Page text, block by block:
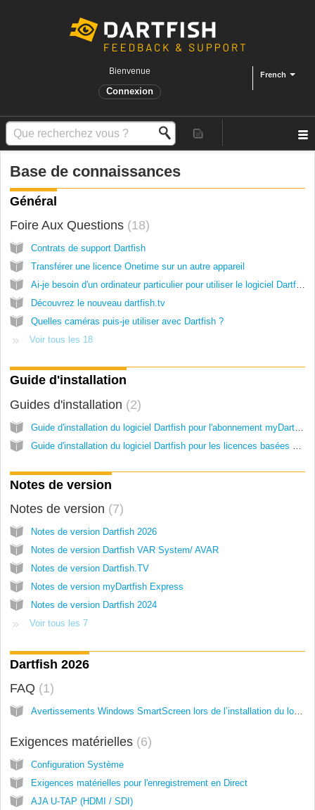
French
Bienvenue
Connexion
Base de connaissances
Général
Foire Aux Questions
18
Contrats de support Dartfish
Transférer une licence Onetime sur un autre appareil
Découvrez le nouveau dartfish.tv
Quelles caméras puis-je utiliser avec Dartfish ?
Voir tous les 18
Guide d'installation
Guides d'installation
2
Notes de version
Notes de version
7
Notes de version Dartfish 2026
Notes de version Dartfish VAR System/ AVAR
Notes de version Dartfish.TV
Notes de version myDartfish Express
Notes de version Dartfish 2024
Voir tous les 7
Dartfish 2026
FAQ
1
Avertissements Windows SmartScreen lors de l’installation du logiciel Dartfish
Exigences matérielles 6
Configuration Système
Exigences matérielles pour l'enregistrement en Direct
AJA U-TAP (HDMI / SDI)